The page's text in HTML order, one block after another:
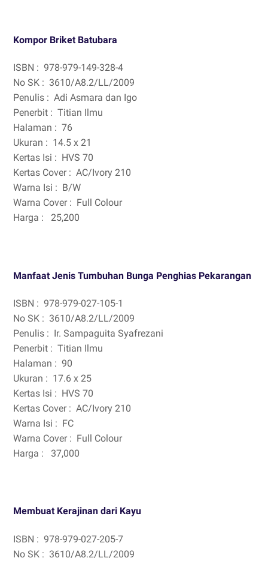
Kompor Briket Batubara
ISBN : 978-979-149-328-4
No SK : 3610/A8.2/LL/2009
Penulis : Adi Asmara dan Igo
Penerbit : Titian Ilmu
Halaman : 76
Ukuran : 14.5 x 21
Kertas Isi : HVS 70
Kertas Cover : AC/Ivory 210
Warna Isi : B/W
Warna Cover : Full Colour
Harga :
25,200
Manfaat Jenis Tumbuhan Bunga Penghias Pekarangan
ISBN : 978-979-027-105-1
No SK : 3610/A8.2/LL/2009
Penulis : Ir. Sampaguita Syafrezani
Penerbit : Titian Ilmu
Halaman : 90
Ukuran : 17.6 x 25
Kertas Isi : HVS 70
Kertas Cover : AC/Ivory 210
Warna Isi : FC
Warna Cover : Full Colour
Harga :
37,000
Membuat Kerajinan dari Kayu
ISBN : 978-979-027-205-7
No SK : 3610/A8.2/LL/2009